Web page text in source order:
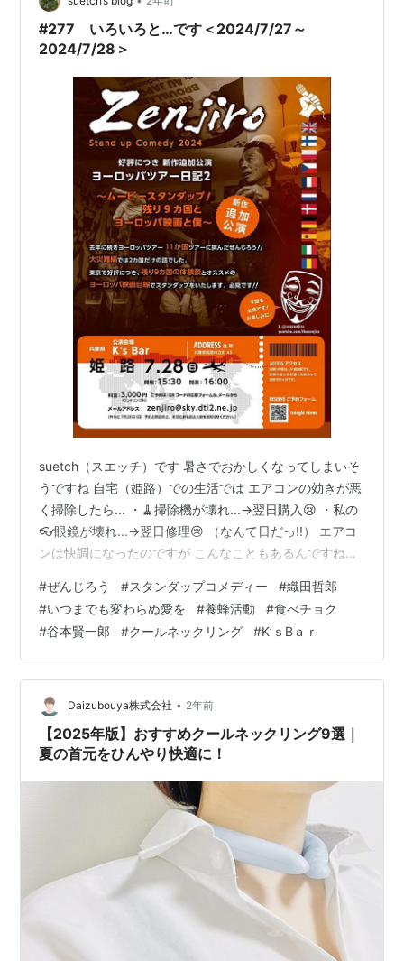
ばこちら…
#277 いろいろと…です＜2024/7/27～
2024/7/28＞
suetch（スエッチ）です 暑さでおかしくなってしまいそ
うですね 自宅（姫路）での生活では エアコンの効きが悪
く掃除したら... ・🧹掃除機が壊れ...→翌日購入😢 ・私の
👓眼鏡が壊れ...→翌日修理😢 （なんて日だっ!!） エアコ
ンは快調になったのですが こんなこともあるんですね😢
トです １．7/27 ２．7/28 ３．その他 です （もう😲7月
も終わりですね～） １．7/27 ①養蜂活動 朝一の活動 先
週入居した🏡巣箱が気になります 今回も先週に続けて全
巣箱の確認作業です そしたら... ↓ 新たに２つ入居を確認
しました （🔍チョ…
#ぜんじろう #スタンダップコメディー #織田哲郎
#いつまでも変わらぬ愛を #養蜂活動 #食べチョク
#谷本賢一郎 #クールネックリング #K’ｓBａｒ
Daizubouya株式会社 • 2年前
【2025年版】おすすめクールネックリング9選｜
夏の首元をひんやり快適に！